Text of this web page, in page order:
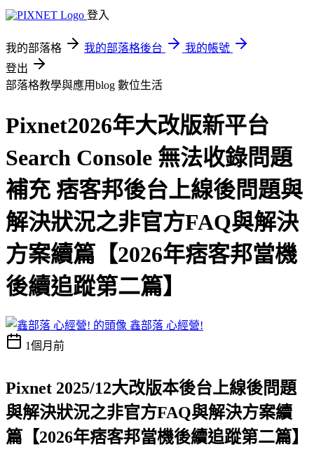
登入
我的部落格 我的部落格後台
我的帳號
登出
部落格教學與應用blog 數位生活
Pixnet2026年大改版新平台
Search Console 無法收錄問題
補充 痞客邦後台上線後問題與
解決狀況之非官方FAQ與解決
方案續篇【2026年痞客邦當機
後續追蹤第二篇】
鑫部落 心經營!
1個月前
Pixnet 2025/12大改版本後台上線後問題
與解決狀況之非官方FAQ與解決方案續
篇【2026年痞客邦當機後續追蹤第二篇】